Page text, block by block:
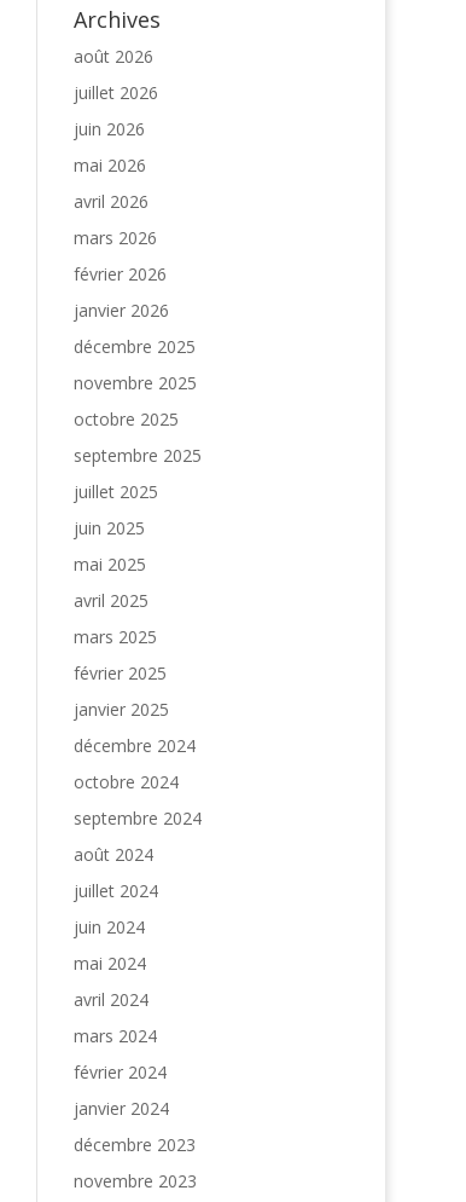
Archives
août 2026
juillet 2026
juin 2026
mai 2026
avril 2026
mars 2026
février 2026
janvier 2026
décembre 2025
novembre 2025
octobre 2025
septembre 2025
juillet 2025
juin 2025
mai 2025
avril 2025
mars 2025
février 2025
janvier 2025
décembre 2024
octobre 2024
septembre 2024
août 2024
juillet 2024
juin 2024
mai 2024
avril 2024
mars 2024
février 2024
janvier 2024
décembre 2023
novembre 2023